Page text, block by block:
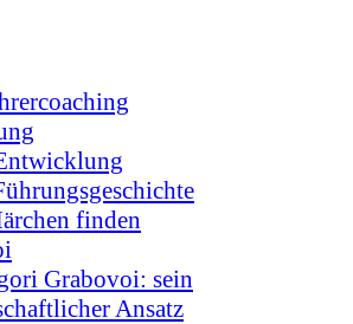
finden
Grabovoi: sein
Ansatz